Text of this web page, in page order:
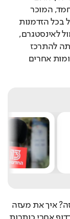
ובו הוא מבקר את הצעירה השוודית על בחירתה להתרכז